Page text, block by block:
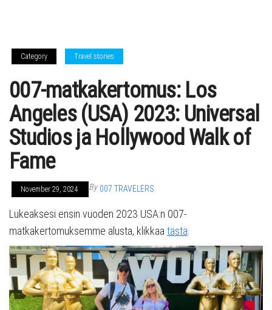
Category Travel stories
007-matkakertomus: Los
Angeles (USA) 2023: Universal
Studios ja Hollywood Walk of
Fame
November 29, 2024 By 007 TRAVELERS
Lukeaksesi ensin vuoden 2023 USA:n 007-
matkakertomuksemme alusta, klikkaa tästä